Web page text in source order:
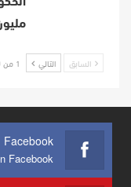
السابق التالي 1 من 210
Facebook